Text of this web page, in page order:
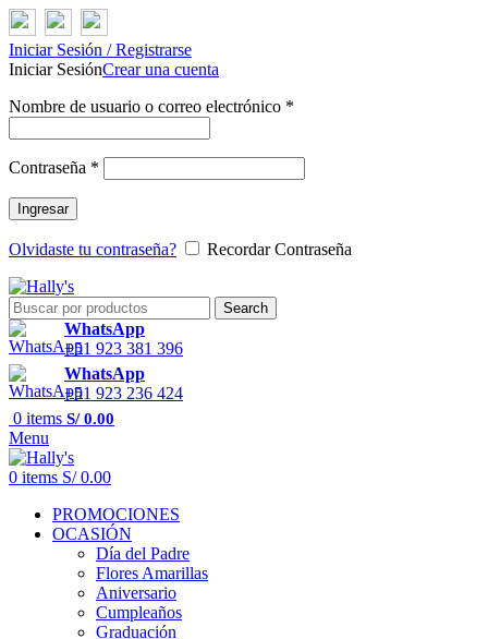
Iniciar Sesión / Registrarse
Iniciar SesiónCrear una cuenta
Nombre de usuario o correo electrónico *
Contraseña *
Ingresar
Olvidaste tu contraseña? Recordar Contraseña
Search
WhatsApp
+51 923 381 396
WhatsApp
+51 923 236 424
0 items S/0.00
Menu
0 items S/0.00
PROMOCIONES
OCASIÓN
Día del Padre
Flores Amarillas
Aniversario
Cumpleaños
Graduación